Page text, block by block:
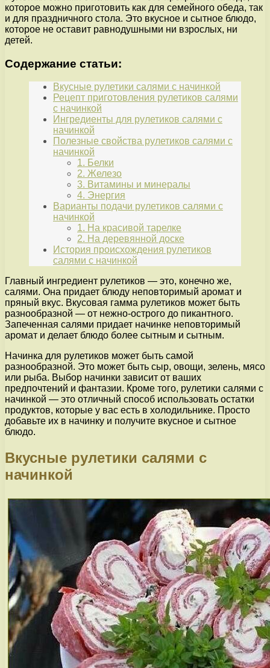
которое можно приготовить как для семейного обеда, так
и для праздничного стола. Это вкусное и сытное блюдо,
которое не оставит равнодушными ни взрослых, ни
детей.
Содержание статьи:
Вкусные рулетики салями с начинкой
Рецепт приготовления рулетиков салями
с начинкой
Ингредиенты для рулетиков салями с
начинкой
Полезные свойства рулетиков салями с
начинкой
1. Белки
2. Железо
3. Витамины и минералы
4. Энергия
Варианты подачи рулетиков салями с
начинкой
1. На красивой тарелке
2. На деревянной доске
История происхождения рулетиков
салями с начинкой
Главный ингредиент рулетиков — это, конечно же,
салями. Она придает блюду неповторимый аромат и
пряный вкус. Вкусовая гамма рулетиков может быть
разнообразной — от нежно-острого до пикантного.
Запеченная салями придает начинке неповторимый
аромат и делает блюдо более сытным и сытным.
Начинка для рулетиков может быть самой
разнообразной. Это может быть сыр, овощи, зелень, мясо
или рыба. Выбор начинки зависит от ваших
предпочтений и фантазии. Кроме того, рулетики салями с
начинкой — это отличный способ использовать остатки
продуктов, которые у вас есть в холодильнике. Просто
добавьте их в начинку и получите вкусное и сытное
блюдо.
Вкусные рулетики салями с
начинкой